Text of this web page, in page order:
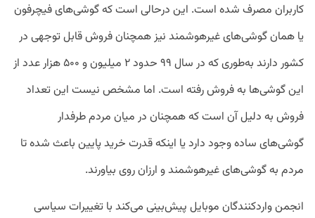
کاربران مصرف شده است. این درحالی است که گوشی‌های فیچرفون
یا همان گوشی‌های غیرهوشمند نیز همچنان فروش قابل توجهی در
کشور دارند به‌طوری که در سال ۹۹ حدود ۲ میلیون و ۵۰۰ هزار عدد از
این گوشی‌ها به فروش رفته است. اما مشخص نیست این تعداد
فروش به دلیل آن است که همچنان در میان مردم طرفدار
گوشی‌های ساده وجود دارد یا اینکه قدرت خرید پایین باعث شده تا
مردم به گوشی‌های غیرهوشمند و ارزان روی بیاورند.
انجمن واردکنندگان موبایل پیش‌بینی می‌کند با تغییرات سیاسی